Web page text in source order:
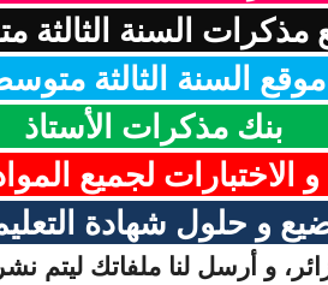
مذكرات السنة الثالثة
موقع السنة الثالثة
بنك مذكرات الأستاذ
لجميع
و حلول شهادة
و أرسل لنا ملفاتك ليتم